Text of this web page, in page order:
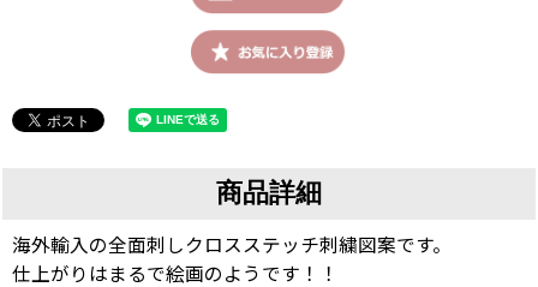
商品詳細
海外輸入の全面刺しクロスステッチ刺繍図案です。
仕上がりはまるで絵画のようです！！